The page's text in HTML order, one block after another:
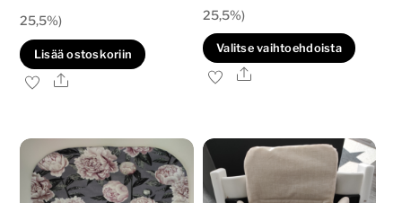
oli:
45,00€.
on:
40,00€.
25,5%)
Lisää ostoskoriin
Ale
-
51,90€
25,5%)
Valitse vaihtoehdoista
Voit
tehdä
Ale